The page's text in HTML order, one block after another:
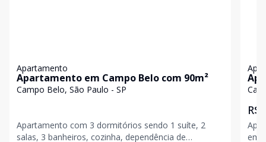
Apartamento
Apartamento em Campo Belo com 90m²
Campo Belo, São Paulo - SP
Apartamento com 3 dormitórios sendo 1 suíte, 2
salas, 3 banheiros, cozinha, dependência de
R$